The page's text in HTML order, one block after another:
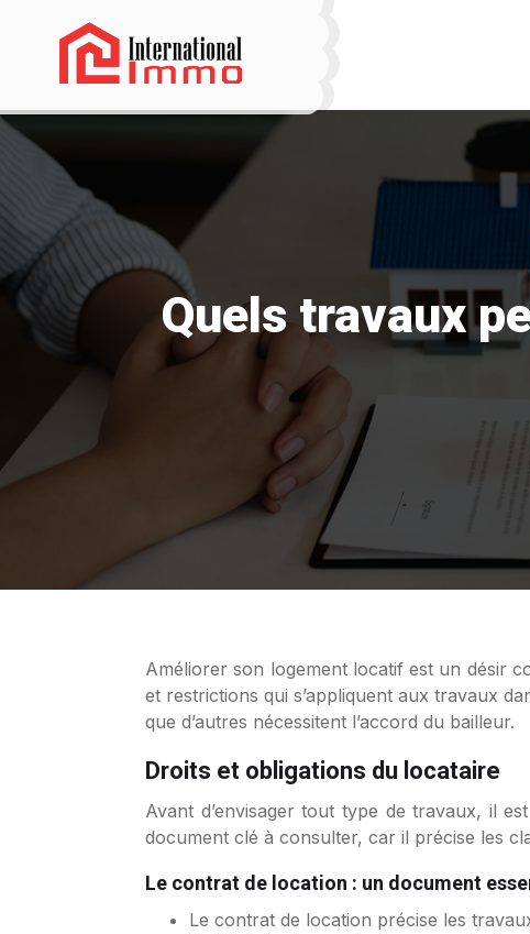
Quels travaux
Améliorer son logement locatif est un désir commun pour de nombreux locataires. Cependant, il est important de bien comprendre les règles
et restrictions qui s’appliquent aux travaux
que d’autres nécessitent l’accord du bailleur.
Droits et obligations du locataire
Avant d’envisager tout type de travaux, il
document clé à consulter, car il précise les
Le contrat de location : un document
Le contrat de location précise les